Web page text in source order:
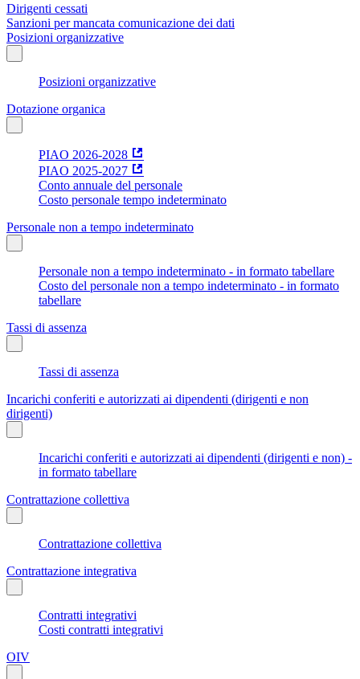
Dirigenti cessati
Sanzioni per mancata comunicazione dei dati
Posizioni organizzative
Posizioni organizzative
Dotazione organica
PIAO 2026-2028
PIAO 2025-2027
Conto annuale del personale
Costo personale tempo indeterminato
Personale non a tempo indeterminato
Personale non a tempo indeterminato - in formato tabellare
Costo del personale non a tempo indeterminato - in formato
tabellare
Tassi di assenza
Tassi di assenza
Incarichi conferiti e autorizzati ai dipendenti (dirigenti e non
dirigenti)
Incarichi conferiti e autorizzati ai dipendenti (dirigenti e non) -
in formato tabellare
Contrattazione collettiva
Contrattazione collettiva
Contrattazione integrativa
Contratti integrativi
Costi contratti integrativi
OIV